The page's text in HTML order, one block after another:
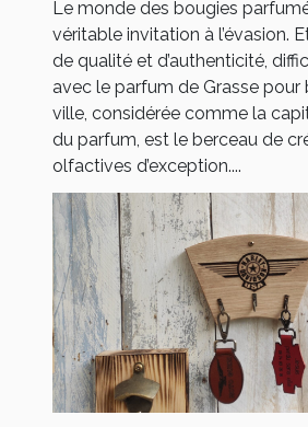
Le monde des bougies
véritable invitation à l’évasion.
de qualité et d’authenticité,
avec le parfum de Grasse pour
ville, considérée comme la
du parfum, est le berceau de
olfactives d’exception....